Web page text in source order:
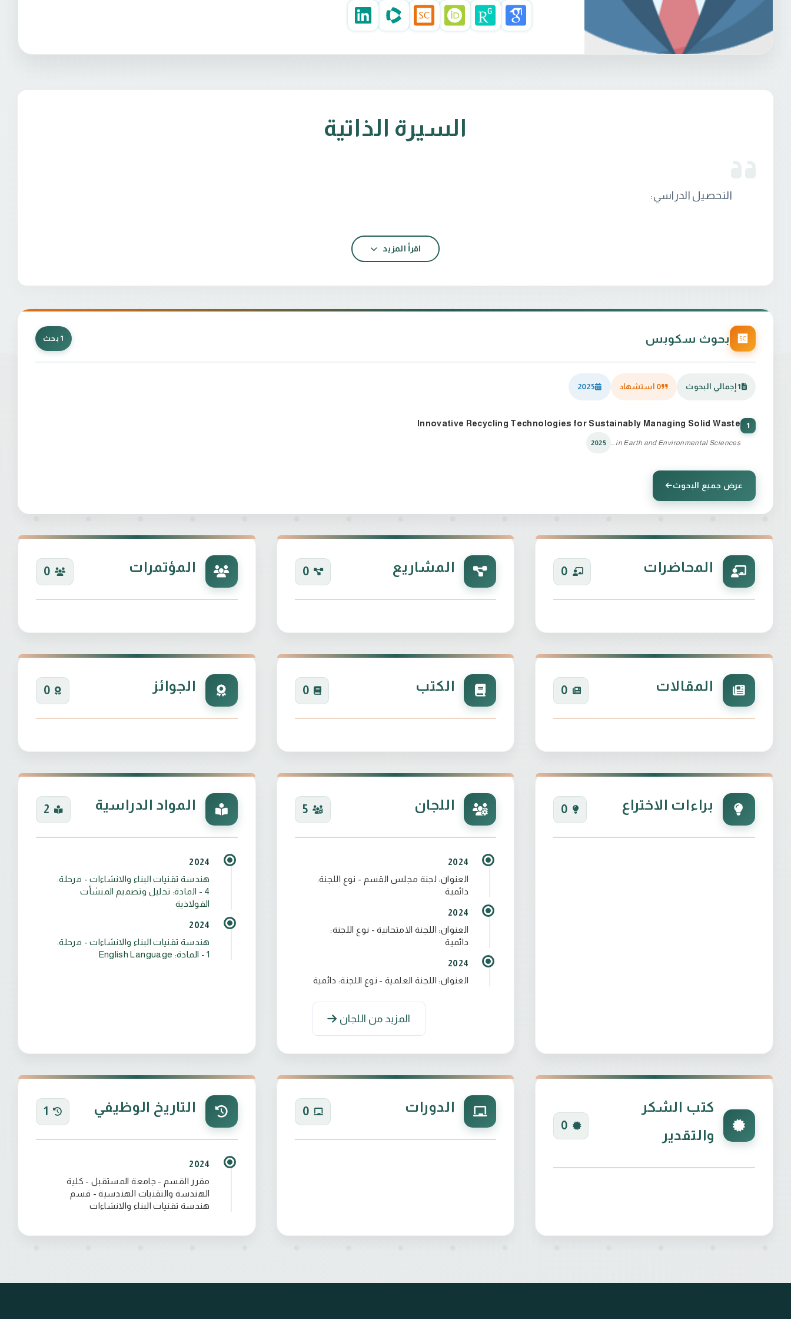
السيرة الذاتية
5- ___- 2013 – نجار اثاث – معمل نجارة البارق.
اقرأ المزيد
بحوث سكوبس 1 بحث
1 إجمالي البحوث 0 استشهاد 2025
1
Innovative Recycling Technologies for Sustainably Managing Solid Waste
Springer Proceedings in Earth and Environmental Sciences
2025
عرض جميع البحوث
المحاضرات 0 المشاريع 0 المؤتمرات 0
المقالات 0 الكتب 0 الجوائز 0
براءات الاختراع 0 اللجان 5
2024
العنوان: لجنة مجلس القسم - نوع اللجنة:
دائمية
2024
العنوان: اللجنة الامتحانية - نوع اللجنة:
دائمية
2024
العنوان: اللجنة العلمية - نوع اللجنة: دائمية
المزيد من اللجان
المواد الدراسية 2
2024
هندسة تقنيات البناء والانشاءات - مرحلة:
4 - المادة: تحليل وتصميم المنشأت
الفولاذية
2024
هندسة تقنيات البناء والانشاءات - مرحلة:
1 - المادة: English Language
كتب الشكر
والتقدير
0
الدورات 0 التاريخ الوظيفي 1
2024
مقرر القسم - جامعة المستقبل - كلية
الهندسة والتقنيات الهندسية - قسم
هندسة تقنيات البناء والانشاءات